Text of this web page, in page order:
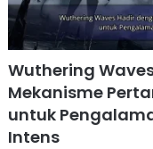
Wuthering
Mekanisme
untuk
Intens